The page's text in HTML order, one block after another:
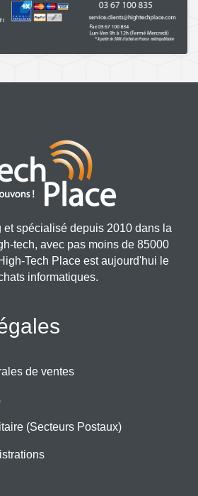
et spécialisé depuis 2010 dans la
tech, avec pas moins de 85000
Tech Place est aujourd'hui le
informatiques.
de ventes
(Secteurs Postaux)